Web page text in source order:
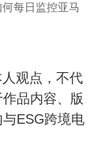
每日监控亚马
观点，不代
品内容、版
ESG跨境电